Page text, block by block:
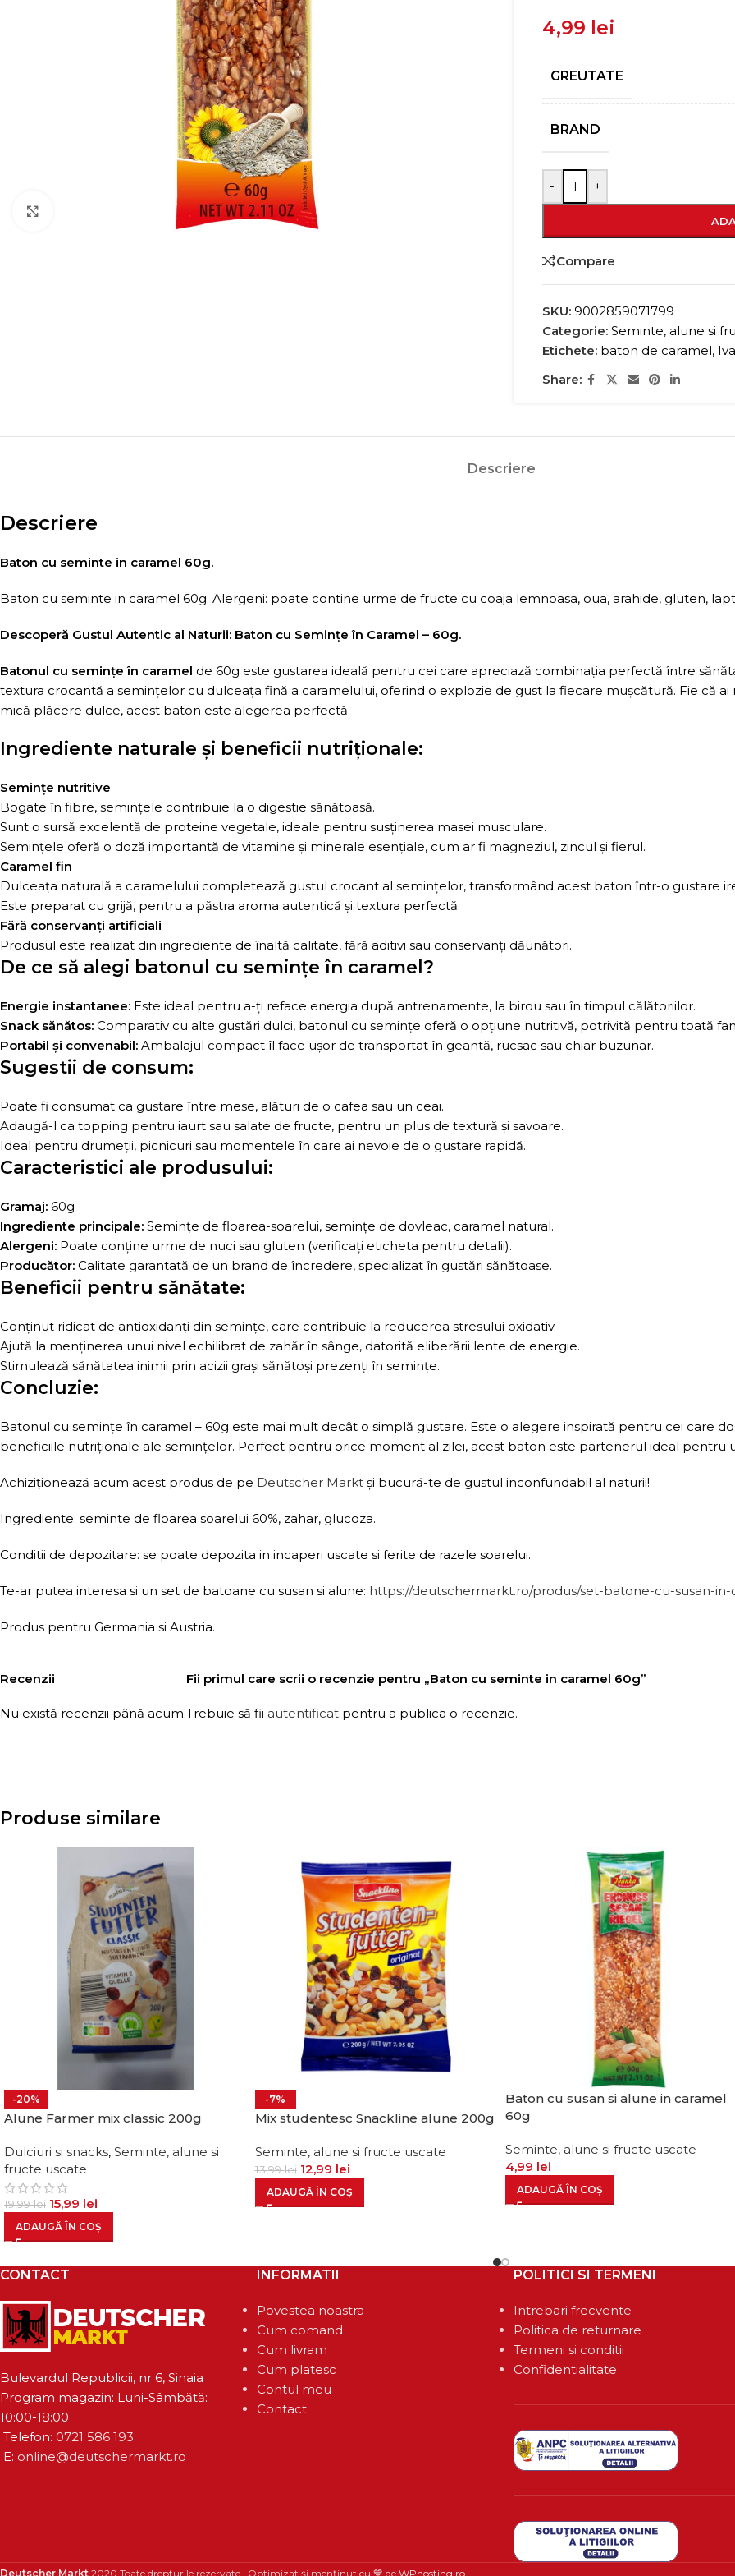
4,99 lei
GREUTATE
BRAND
- +
Compare
SKU: 9002859071799
Categorie: Seminte, alune si
Etichete: baton de caramel,
Share:
Descriere
Descriere
Baton cu seminte in caramel 60g.
Baton cu seminte in caramel 60g. Alergeni: poate contine urme de fructe cu coaja lemnoasa, oua, arahide, gluten,
Descoperă Gustul Autentic al Naturii: Baton cu Semințe în Caramel – 60g.
Batonul cu semințe în caramel de 60g este gustarea ideală pentru cei care apreciază combinația perfectă între
textura crocantă a semințelor cu dulceața fină a caramelului, oferind o explozie de gust la fiecare mușcătură. Fie că
mică plăcere dulce, acest baton este alegerea perfectă.
Ingrediente naturale și beneficii nutriționale:
Semințe nutritive
Bogate în fibre, semințele contribuie la o digestie sănătoasă.
Sunt o sursă excelentă de proteine vegetale, ideale pentru susținerea masei musculare.
Semințele oferă o doză importantă de vitamine și minerale esențiale, cum ar fi magneziul, zincul și fierul.
Caramel fin
Dulceața naturală a caramelului completează gustul crocant al semințelor, transformând acest baton într-o gustare
Este preparat cu grijă, pentru a păstra aroma autentică și textura perfectă.
Fără conservanți artificiali
Produsul este realizat din ingrediente de înaltă calitate, fără aditivi sau conservanți dăunători.
De ce să alegi batonul cu semințe în caramel?
Energie instantanee: Este ideal pentru a-ți reface energia după antrenamente, la birou sau în timpul călătoriilor.
Snack sănătos: Comparativ cu alte gustări dulci, batonul cu semințe oferă o opțiune nutritivă, potrivită pentru toată
Portabil și convenabil: Ambalajul compact îl face ușor de transportat în geantă, rucsac sau chiar buzunar.
Sugestii de consum:
Poate fi consumat ca gustare între mese, alături de o cafea sau un ceai.
Adaugă-l ca topping pentru iaurt sau salate de fructe, pentru un plus de textură și savoare.
Ideal pentru drumeții, picnicuri sau momentele în care ai nevoie de o gustare rapidă.
Caracteristici ale produsului:
Gramaj: 60g
Ingrediente principale: Semințe de floarea-soarelui, semințe de dovleac, caramel natural.
Alergeni: Poate conține urme de nuci sau gluten (verificați eticheta pentru detalii).
Producător: Calitate garantată de un brand de încredere, specializat în gustări sănătoase.
Beneficii pentru sănătate:
Conținut ridicat de antioxidanți din semințe, care contribuie la reducerea stresului oxidativ.
Ajută la menținerea unui nivel echilibrat de zahăr în sânge, datorită eliberării lente de energie.
Stimulează sănătatea inimii prin acizii grași sănătoși prezenți în semințe.
Concluzie:
Batonul cu semințe în caramel – 60g este mai mult decât o simplă gustare. Este o alegere inspirată pentru cei care
beneficiile nutriționale ale semințelor. Perfect pentru orice moment al zilei, acest baton este partenerul ideal pentru
Achiziționează acum acest produs de pe Deutscher Markt și bucură-te de gustul inconfundabil al naturii!
Ingrediente: seminte de floarea soarelui 60%, zahar, glucoza.
Conditii de depozitare: se poate depozita in incaperi uscate si ferite de razele soarelui.
Te-ar putea interesa si un set de batoane cu susan si alune: https://deutschermarkt.ro/produs/set-batone-cu-susan-in-
Produs pentru Germania si Austria.
Recenzii
Nu există recenzii până acum.
Fii primul care scrii o recenzie pentru „Baton cu seminte in caramel 60g”
Trebuie să fii autentificat pentru a publica o recenzie.
Produse similare
-20%
Alune Farmer mix classic 200g
Dulciuri si snacks, Seminte, alune si
fructe uscate
19,99lei 15,99 lei
ADAUGĂ ÎN COȘ
-7%
Mix studentesc Snackline alune 200g
Seminte, alune si fructe uscate
13,99lei 12,99 lei
ADAUGĂ ÎN COȘ
Baton cu susan si alune in caramel
60g
Seminte, alune si fructe uscate
4,99 lei
ADAUGĂ ÎN COȘ
CONTACT
Bulevardul Republicii, nr 6, Sinaia
Program magazin: Luni-Sâmbătă:
10:00-18:00
Telefon: 0721 586 193
E: online@deutschermarkt.ro
INFORMATII
Povestea noastra
Cum comand
Cum livram
Cum platesc
Contul meu
Contact
POLITICI SI TERMENI
Intrebari frecvente
Politica de returnare
Termeni si conditii
Confidentialitate
Deutscher Markt 2020 Toate drepturile rezervate | Optimizat și menținut cu 💙 de WPhosting.ro